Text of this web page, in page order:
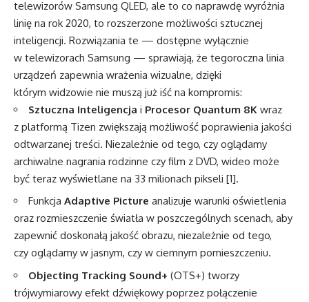
telewizorów Samsung QLED, ale to co naprawdę wyróżnia
linię na rok 2020, to rozszerzone możliwości sztucznej
inteligencji. Rozwiązania te — dostępne wyłącznie
w telewizorach Samsung — sprawiają, że tegoroczna linia
urządzeń zapewnia wrażenia wizualne, dzięki
którym widzowie nie muszą już iść na kompromis:
Sztuczna Inteligencja i Procesor Quantum 8K wraz
z platformą Tizen zwiększają możliwość poprawienia jakości
odtwarzanej treści. Niezależnie od tego, czy oglądamy
archiwalne nagrania rodzinne czy film z DVD, wideo może
być teraz wyświetlane na 33 milionach pikseli [1].
Funkcja Adaptive Picture analizuje warunki oświetlenia
oraz rozmieszczenie światła w poszczególnych scenach, aby
zapewnić doskonałą jakość obrazu, niezależnie od tego,
czy oglądamy w jasnym, czy w ciemnym pomieszczeniu.
Objecting Tracking Sound+ (OTS+) tworzy
trójwymiarowy efekt dźwiękowy poprzez połączenie